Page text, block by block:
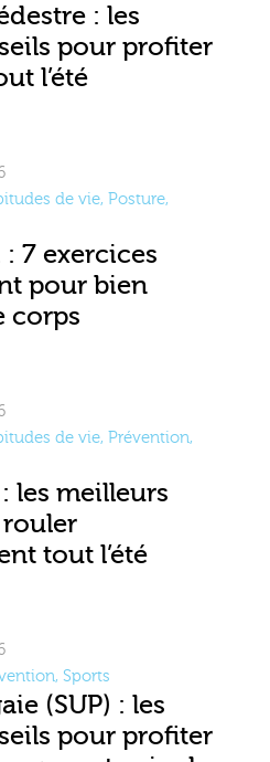
: les
pour profiter
l’été
de vie, Posture,
7 exercices
pour bien
corps
de vie, Prévention,
les meilleurs
tout l’été
, Sports
(SUP) : les
pour profiter